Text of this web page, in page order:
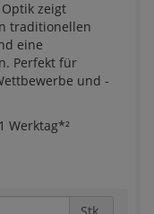
zeigt
traditionellen
eine
Perfekt für
und -
Werktag*²